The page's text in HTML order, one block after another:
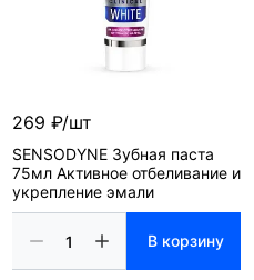
269 ₽/шт
SENSODYNE Зубная паста
75мл Активное отбеливание и
укрепление эмали
В корзину